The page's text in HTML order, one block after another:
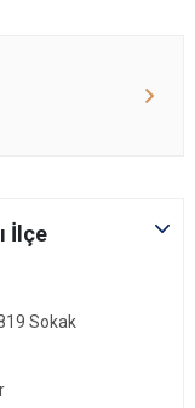
İlçe
Sokak